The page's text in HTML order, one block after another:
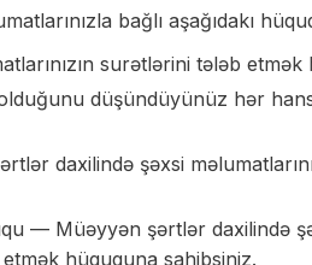
bağlı aşağıdakı
surətlərini tələb etmək
düşündüyünüz hər
daxilində şəxsi
— Müəyyən şərtlər daxilində
etmək hüququna sahibsiniz.